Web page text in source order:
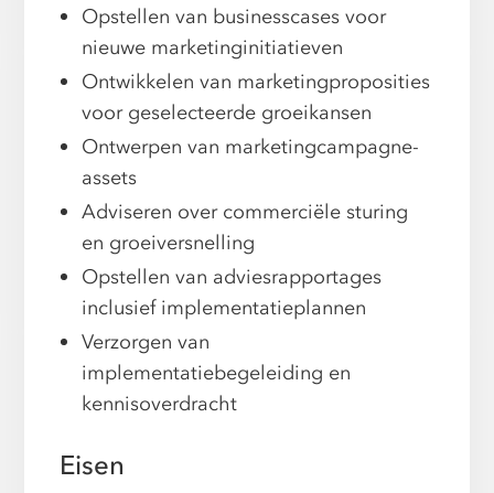
Opstellen van businesscases voor
nieuwe marketinginitiatieven
Ontwikkelen van marketingproposities
voor geselecteerde groeikansen
Ontwerpen van marketingcampagne-
assets
Adviseren over commerciële sturing
en groeiversnelling
Opstellen van adviesrapportages
inclusief implementatieplannen
Verzorgen van
implementatiebegeleiding en
kennisoverdracht
Eisen